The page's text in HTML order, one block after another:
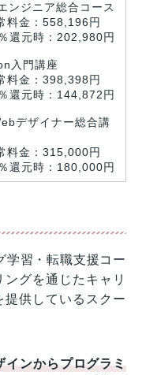
ンジニア総合コース
料金：558,196円
還元時：202,980円
入門講座
料金：398,398円
還元時：144,872円
デザイナー総合講
料金：315,000円
還元時：180,000円
学習・転職支援コー
グを通じたキャリ
供しているスクー
インからプログラミ